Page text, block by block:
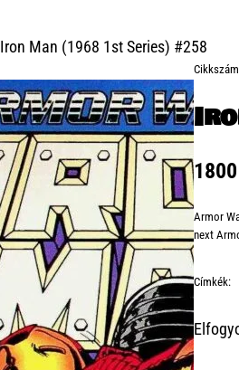
Iron Man (1968 1st Series) #258
1800
Armor
next
Címkék: